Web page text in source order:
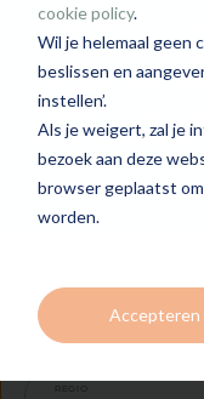
cookie policy.
Wil je helemaal geen
beslissen en
instellen’.
Als je weigert, zal je
bezoek aan deze
browser geplaatst
worden.
Accepteren
Bij Generation4
organisatie. Heb je
of
afwisseling? Leer je
Dan ben jij de
FUNCTIEGROEPEN
REGIO